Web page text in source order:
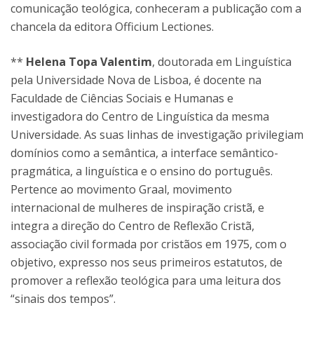
comunicação teológica, conheceram a publicação com a
chancela da editora Officium Lectiones.
** Helena Topa Valentim, doutorada em Linguística
pela Universidade Nova de Lisboa, é docente na
Faculdade de Ciências Sociais e Humanas e
investigadora do Centro de Linguística da mesma
Universidade. As suas linhas de investigação privilegiam
domínios como a semântica, a interface semântico-
pragmática, a linguística e o ensino do português.
Pertence ao movimento Graal, movimento
internacional de mulheres de inspiração cristã, e
integra a direção do Centro de Reflexão Cristã,
associação civil formada por cristãos em 1975, com o
objetivo, expresso nos seus primeiros estatutos, de
promover a reflexão teológica para uma leitura dos
“sinais dos tempos”.